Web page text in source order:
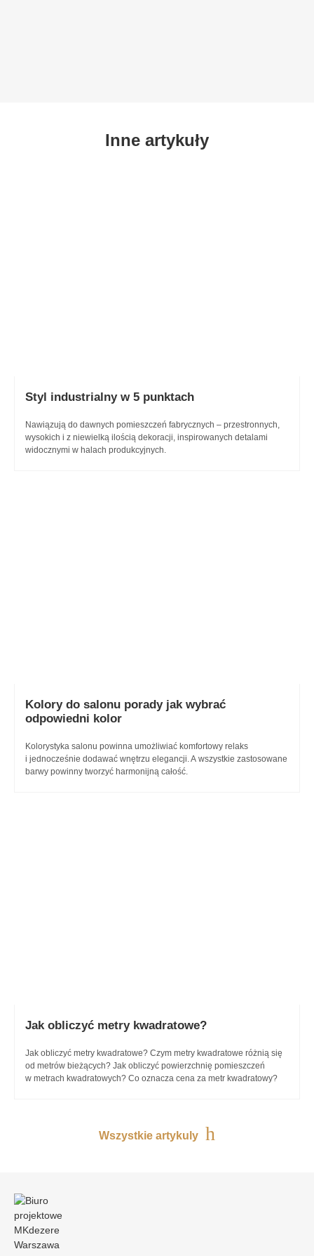
Inne artykuły
Styl industrialny w 5 punktach
Nawiązują do dawnych pomieszczeń fabrycznych – przestronnych,
wysokich i z niewielką ilością dekoracji, inspirowanych detalami
widocznymi w halach produkcyjnych.
Kolory do salonu porady jak wybrać
odpowiedni kolor
Kolorystyka salonu powinna umożliwiać komfortowy relaks
i jednocześnie dodawać wnętrzu elegancji. A wszystkie zastosowane
barwy powinny tworzyć harmonijną całość.
Jak obliczyć metry kwadratowe?
Jak obliczyć metry kwadratowe? Czym metry kwadratowe różnią się
od metrów bieżących? Jak obliczyć powierzchnię pomieszczeń
w metrach kwadratowych? Co oznacza cena za metr kwadratowy?
Wszystkie artykuly